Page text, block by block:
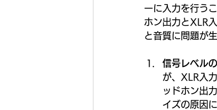
ーに入力を行うこ
ホン出力とXLR
と音質に問題が
信号レベル
が、XLR入
ッドホン出
イズの原因